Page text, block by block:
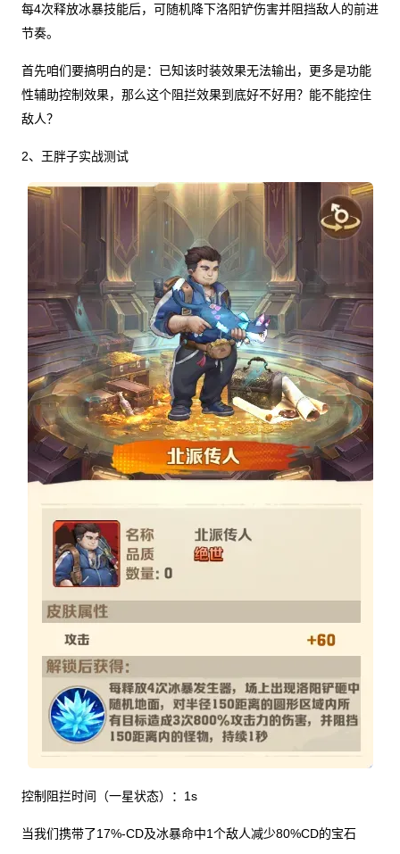
每4次释放冰暴技能后，可随机降下洛阳铲伤害并阻挡敌人的前进
节奏。
首先咱们要搞明白的是：已知该时装效果无法输出，更多是功能
性辅助控制效果，那么这个阻拦效果到底好不好用？能不能控住
敌人？
2、王胖子实战测试
控制阻拦时间（一星状态）：1s
当我们携带了17%-CD及冰暴命中1个敌人减少80%CD的宝石